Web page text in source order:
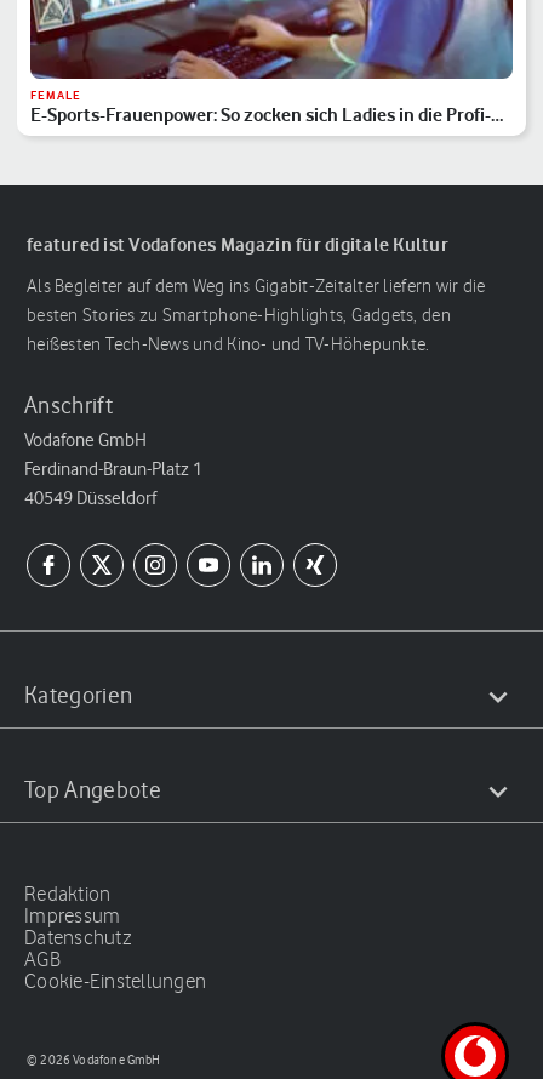
FEMALE
E-Sports-Frauenpower: So zocken sich Ladies in die Profi-
Liga
featured ist Vodafones Magazin für digitale Kultur
Als Begleiter auf dem Weg ins Gigabit-Zeitalter liefern wir die
besten Stories zu Smartphone-Highlights, Gadgets, den
heißesten Tech-News und Kino- und TV-Höhepunkte.
Anschrift
Vodafone GmbH
Ferdinand-Braun-Platz 1
40549 Düsseldorf
Kategorien
Top Angebote
Redaktion
Impressum
Datenschutz
AGB
Cookie-Einstellungen
© 2026 Vodafone GmbH